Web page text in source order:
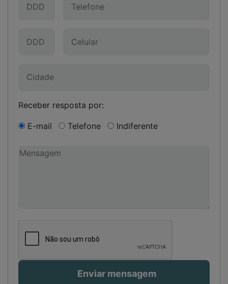
Receber resposta por:
E-mail Telefone Indiferente